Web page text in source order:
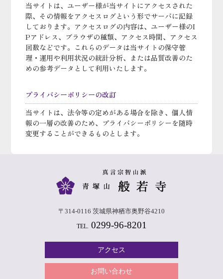
当サイトは、ユーザー様が当サイトにアクセスされた
際、その情報をアクセスログという形でサーバに記録
しております。アクセスログの内容は、ユーザー様のI
Pアドレス、ブラウザの種類、アクセス時間、アクセス
回数などです。これらのデータは当サイトの保守管
理・運用や利用状況の統計分析、または品質改善のた
めの参考データとして利用いたします。
プライバシーポリシーの改訂
当サイトは、法令等の定めがある場合を除き、個人情
報の一層の改善のため、プライバシーポリシーを随時
変更することができるものとします。
〒314-0116 茨城県神栖市奥野谷4210
TEL. 0299-96-8201
アクセス
お問い合わせ